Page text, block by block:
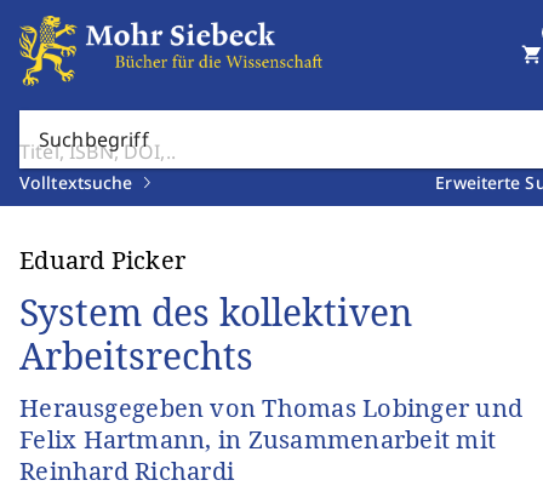
Suchbegriff
Volltextsuche Erweiterte
shopping_cart
Eduard Picker
System des kollektiven
Arbeitsrechts
Herausgegeben von Thomas Lobinger und
Felix Hartmann, in Zusammenarbeit mit
Reinhard Richardi